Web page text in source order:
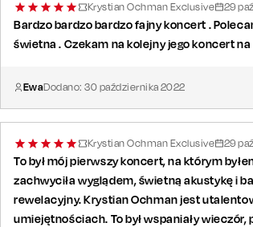
Krystian Ochman Exclusive 29
Bardzo bardzo bardzo fajny koncert .
świetna . Czekam na kolejny jego koncert
EwaDodano:30 października 2022
Krystian Ochman Exclusive 29
To był mój pierwszy koncert, na którym
zachwyciła wyglądem, świetną akustykę i
rewelacyjny. Krystian Ochman jest
umiejętnościach. To był wspaniały